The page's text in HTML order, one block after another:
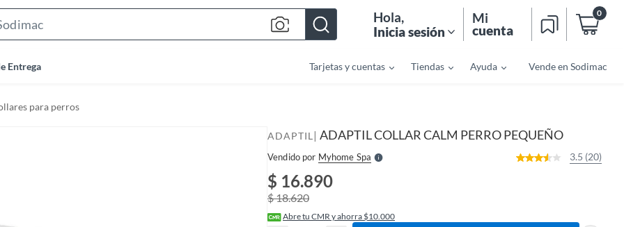
Hola,
Inicia sesión
Mi
cuenta
0
Entrega Tarjetas y cuentas Tiendas Ayuda Vende en Sodimac
para perros
ADAPTIL | ADAPTIL COLLAR CALM PERRO PEQUEÑO
Vendido por Myhome SpaS
l
l
3.5 (20)
$ 16.890
$ 18.620
Abre tu CMR y ahorra $10.000